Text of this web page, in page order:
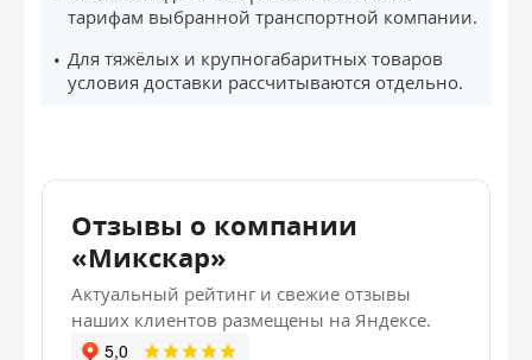
тарифам выбранной транспортной компании.
Для тяжёлых и крупногабаритных товаров
условия доставки рассчитываются отдельно.
Отзывы о компании
«Микскар»
Актуальный рейтинг и свежие отзывы
наших клиентов размещены на Яндексе.